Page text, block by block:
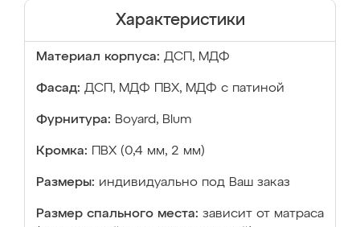
Характеристики
Материал корпуса: ДСП, МДФ
Фасад: ДСП, МДФ ПВХ, МДФ с патиной
Фурнитура: Boyard, Blum
Кромка: ПВХ (0,4 мм, 2 мм)
Размеры: индивидуально под Ваш заказ
Размер спального места: зависит от матраса